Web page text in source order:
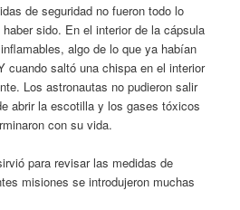
de seguridad no fueron todo lo
sido. En el interior de la cápsula
algo de lo que ya habían
cuando saltó una chispa en el interior
Los astronautas no pudieron salir
abrir la escotilla y los gases tóxicos
con su vida.
para revisar las medidas de
misiones se introdujeron muchas